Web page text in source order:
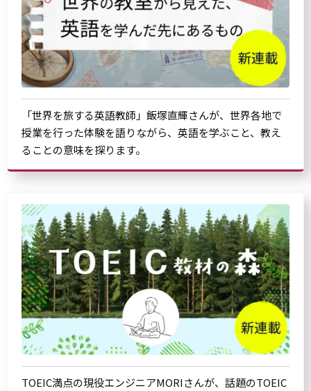
「世界を旅する英語教師」飯塚直輝さんが、世界各地で
授業を行った体験を語りながら、英語を学ぶこと、教え
ることの意味を探ります。
TOEIC満点の現役エンジニアMORIさんが、話題のTOEIC